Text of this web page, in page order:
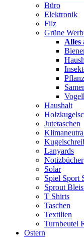
Büro
Elektronik
Filz
Grüne
Alles
Haushalt
Jutetaschen
Lanyards
Notizbücher
Solar
Spiel Sport
Sprout
T Shirts
Taschen
Textilien
Turnbeutel
Ostern